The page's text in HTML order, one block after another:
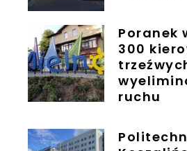
Poranek
300
ruchu